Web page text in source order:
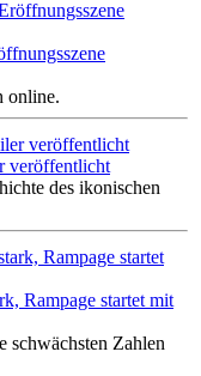
online.
veröffentlicht
des ikonischen
Rampage startet mit
schwächsten Zahlen